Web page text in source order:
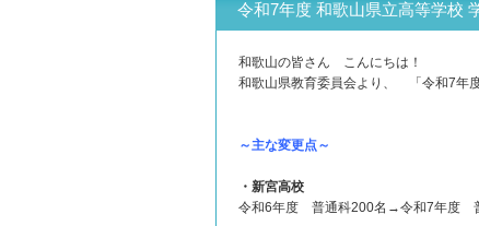
令和7年度 和歌山県立高等学校
和歌山の皆さん こんにちは！
和歌山県教育委員会より、 「令和7年
～主な変更点～
・新宮高校
令和6年度 普通科200名→令和7年度